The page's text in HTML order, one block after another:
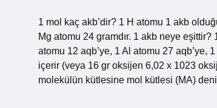
1 mol kaç akb’dir? 1 H atomu 1 akb
Mg atomu 24 gramdır. 1 akb neye eşittir?
atomu 12 aqb’ye, 1 Al atomu 27 aqb’ye,
içerir (veya 16 gr oksijen 6,02 x 1023
molekülün kütlesine mol kütlesi (MA)